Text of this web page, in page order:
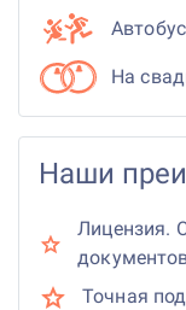
На
Наши
Лицензия.
Точная